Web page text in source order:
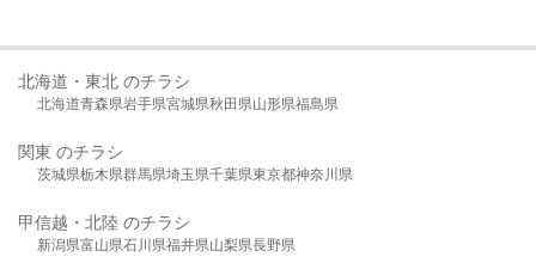
北海道・東北 のチラシ
北海道青森県岩手県宮城県秋田県山形県福島県
関東 のチラシ
茨城県栃木県群馬県埼玉県千葉県東京都神奈川県
甲信越・北陸 のチラシ
新潟県富山県石川県福井県山梨県長野県